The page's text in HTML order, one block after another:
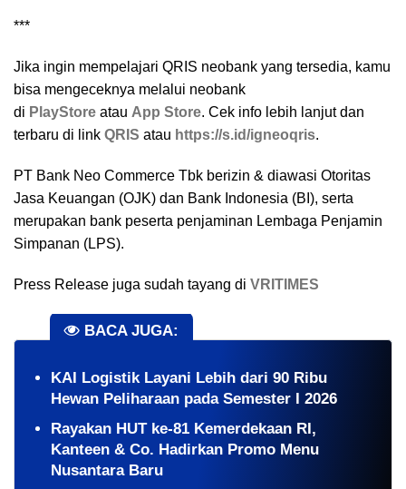
***
Jika ingin mempelajari QRIS neobank yang tersedia, kamu
bisa mengeceknya melalui neobank
di PlayStore atau App Store. Cek info lebih lanjut dan
terbaru di link QRIS atau https://s.id/igneoqris.
PT Bank Neo Commerce Tbk berizin & diawasi Otoritas
Jasa Keuangan (OJK) dan Bank Indonesia (BI), serta
merupakan bank peserta penjaminan Lembaga Penjamin
Simpanan (LPS).⁣
Press Release juga sudah tayang di VRITIMES
BACA JUGA:
KAI Logistik Layani Lebih dari 90 Ribu
Hewan Peliharaan pada Semester I 2026
Rayakan HUT ke-81 Kemerdekaan RI,
Kanteen & Co. Hadirkan Promo Menu
Nusantara Baru